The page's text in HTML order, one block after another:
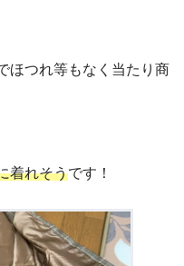
ほつれ等もなく当たり商
着れそうです！